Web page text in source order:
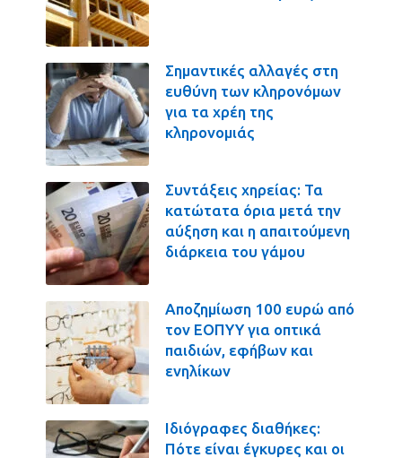
Σημαντικές αλλαγές στη
ευθύνη των κληρονόμων
για τα χρέη της
κληρονομιάς
Συντάξεις χηρείας: Τα
κατώτατα όρια μετά την
αύξηση και η απαιτούμενη
διάρκεια του γάμου
Αποζημίωση 100 ευρώ από
τον ΕΟΠΥΥ για οπτικά
παιδιών, εφήβων και
ενηλίκων
Ιδιόγραφες διαθήκες:
Πότε είναι έγκυρες και οι